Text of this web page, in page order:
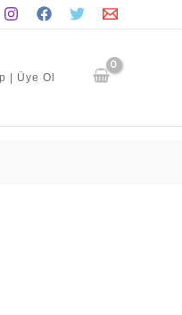
| Üye Ol